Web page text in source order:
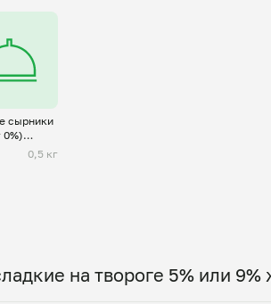
сырники
0%)
0,5 кг
на твороге 5% или